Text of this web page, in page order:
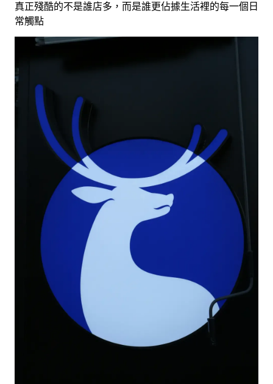
真正殘酷的不是誰店多，而是誰更佔據生活裡的每一個日
常觸點